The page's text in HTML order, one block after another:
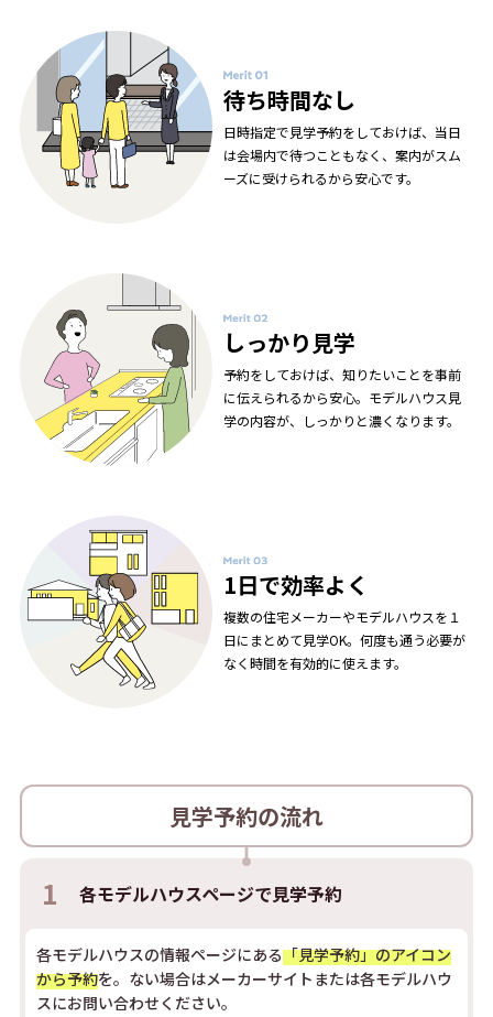
待ち時間なし
日時指定で見学予約をしておけば、当日
は会場内で待つこともなく、案内がスム
ーズに受けられるから安心です。
しっかり見学
予約をしておけば、知りたいことを事前
に伝えられるから安心。モデルハウス見
学の内容が、しっかりと濃くなります。
1日で効率よく
複数の住宅メーカーやモデルハウスを１
日にまとめて見学OK。何度も通う必要が
なく時間を有効的に使えます。
見学予約の流れ
1 各モデルハウスページで見学予約
各モデルハウスの情報ページにある「見学予約」のアイコン
から予約を。ない場合はメーカーサイトまたは各モデルハウ
スにお問い合わせください。